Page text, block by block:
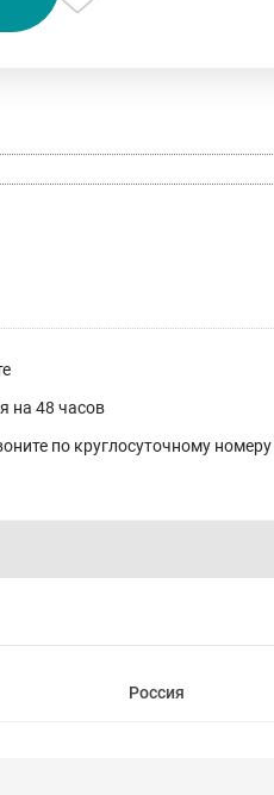
на 48 часов
по круглосуточному номеру
Россия